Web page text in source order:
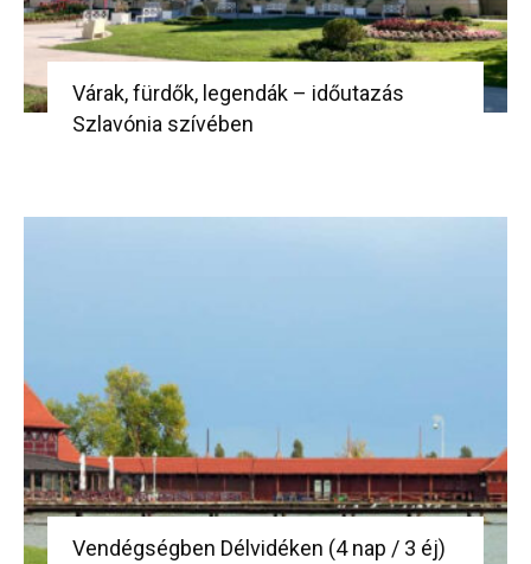
Várak, fürdők, legendák – időutazás
Szlavónia szívében
Vendégségben Délvidéken (4 nap / 3 éj)